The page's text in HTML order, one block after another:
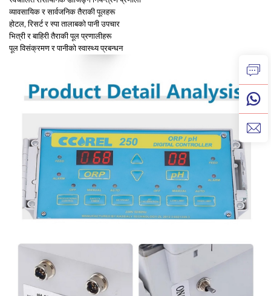
व्यावसायिक र सार्वजनिक तैराकी पूलहरू
होटल, रिसर्ट र स्पा तालाबको पानी उपचार
भित्री र बाहिरी तैराकी पूल प्रणालीहरू
पूल विसंक्रमण र पानीको स्वास्थ्य प्रबन्धन